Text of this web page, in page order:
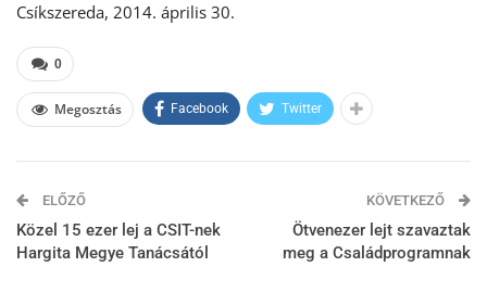
Csíkszereda, 2014. április 30.
0
Megosztás Facebook Twitter
ELŐZŐ
Közel 15 ezer lej a CSIT-nek
Hargita Megye Tanácsától
KÖVETKEZŐ
Ötvenezer lejt szavaztak
meg a Családprogramnak